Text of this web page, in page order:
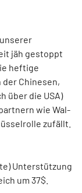
jäh gestoppt
heftige
der Chinesen,
über die USA)
wie Wal-
zufällt.
Unterstützung
um 37$.